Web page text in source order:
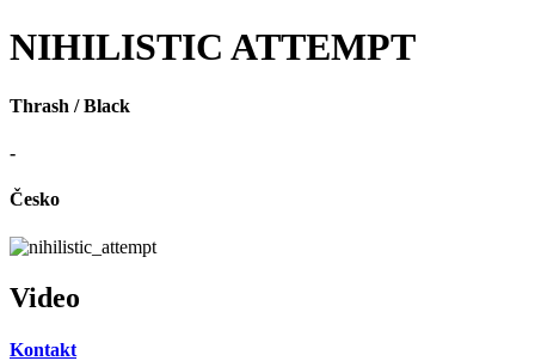
NIHILISTIC ATTEMPT
Thrash / Black
-
Česko
Video
Kontakt